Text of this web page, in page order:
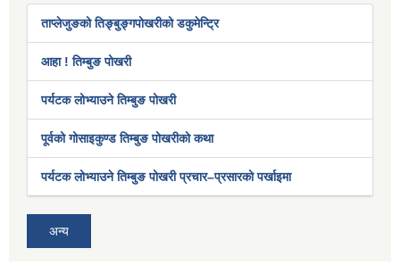
ताप्लेजुङको तिङ्बुङ्गपोखरीको डकुमेन्ट्रि
आहा ! तिम्बुङ पोखरी
पर्यटक लोभ्याउने तिम्बुङ पोखरी
पूर्वको गोसाइकुण्ड तिम्बुङ पोखरीको कथा
पर्यटक लोभ्याउने तिम्बुङ पोखरी प्रचार–प्रसारको पर्खाइमा
अन्य